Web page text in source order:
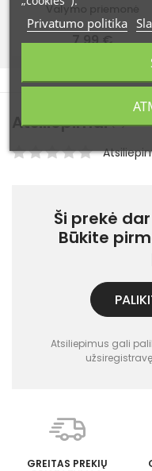
Valymo priemonė
7,99 €
Atsiliepimai(0)
Ši prekė
Būkite
Atsiliepimus gali
GREITAS PREKIŲ
Privatumo politika